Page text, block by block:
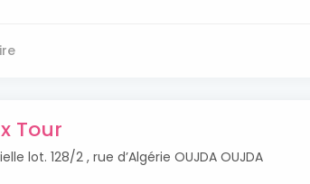
Tour
lot. 128/2 , rue d’Algérie OUJDA OUJDA